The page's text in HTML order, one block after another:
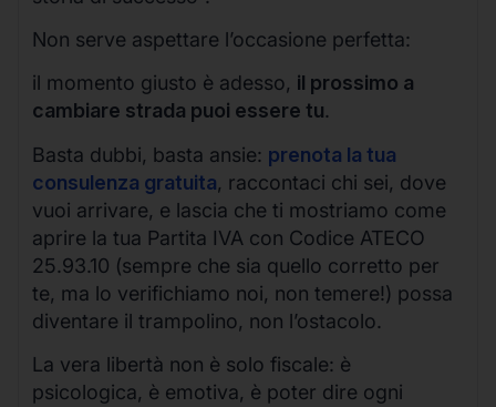
Non serve aspettare l’occasione perfetta:
il momento giusto è adesso, il prossimo a
cambiare strada puoi essere tu.
Basta dubbi, basta ansie: prenota la tua
consulenza gratuita, raccontaci chi sei, dove
vuoi arrivare, e lascia che ti mostriamo come
aprire la tua Partita IVA con Codice ATECO
25.93.10 (sempre che sia quello corretto per
te, ma lo verifichiamo noi, non temere!) possa
diventare il trampolino, non l’ostacolo.
La vera libertà non è solo fiscale: è
psicologica, è emotiva, è poter dire ogni